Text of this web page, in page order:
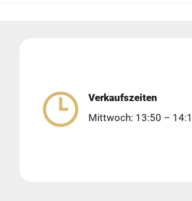
Verkaufszeiten
Mittwoch: 13:50 –